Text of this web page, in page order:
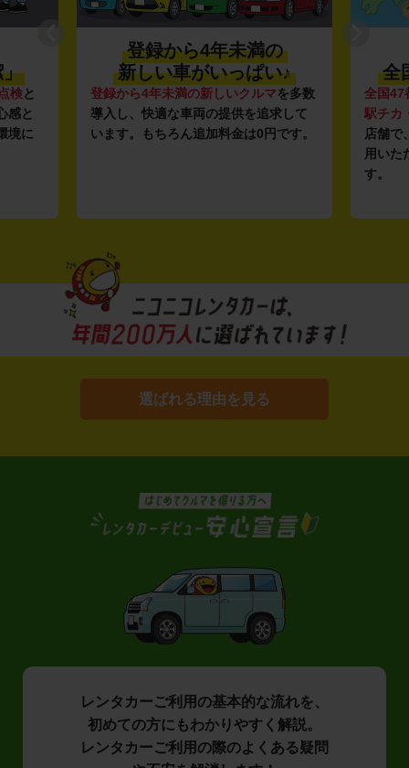
」
検と
感と
境に
登録から4年未満の
新しい車がいっぱい♪
登録から4年未満の新しいクルマを多数
導入し、快適な車両の提供を追求して
います。もちろん追加料金は0円です。
全
全国47
駅チカ
店舗で
用いた
す。
選ばれる理由を見る
レンタカーご利用の基本的な流れを、
初めての方にもわかりやすく解説。
レンタカーご利用の際のよくある疑問